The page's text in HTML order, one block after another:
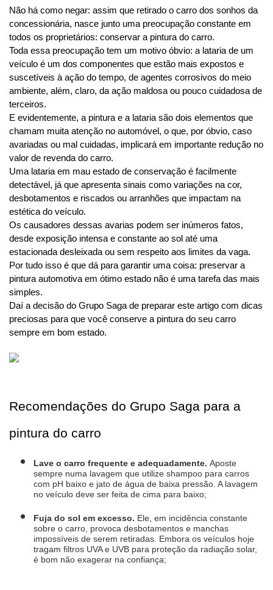
Não há como negar: assim que retirado o carro dos sonhos da
concessionária, nasce junto uma preocupação constante em
todos os proprietários: conservar a pintura do carro.
Toda essa preocupação tem um motivo óbvio: a lataria de um
veículo é um dos componentes que estão mais expostos e
suscetíveis à ação do tempo, de agentes corrosivos do meio
ambiente, além, claro, da ação maldosa ou pouco cuidadosa de
terceiros.
E evidentemente, a pintura e a lataria são dois elementos que
chamam muita atenção no automóvel, o que, por óbvio, caso
avariadas ou mal cuidadas, implicará em importante redução no
valor de revenda do carro.
Uma lataria em mau estado de conservação é facilmente
detectável, já que apresenta sinais como variações na cor,
desbotamentos e riscados ou arranhões que impactam na
estética do veículo.
Os causadores dessas avarias podem ser inúmeros fatos,
desde exposição intensa e constante ao sol até uma
estacionada desleixada ou sem respeito aos limites da vaga.
Por tudo isso é que dá para garantir uma coisa: preservar a
pintura automotiva em ótimo estado não é uma tarefa das mais
simples.
Daí a decisão do Grupo Saga de preparar este artigo com dicas
preciosas para que você conserve a pintura do seu carro
sempre em bom estado.
Recomendações do Grupo Saga para a
pintura do carro
Lave o carro frequente e adequadamente. Aposte
sempre numa lavagem que utilize shampoo para carros
com pH baixo e jato de água de baixa pressão. A lavagem
no veículo deve ser feita de cima para baixo;
Fuja do sol em excesso. Ele, em incidência constante
sobre o carro, provoca desbotamentos e manchas
impossíveis de serem retiradas. Embora os veículos hoje
tragam filtros UVA e UVB para proteção da radiação solar,
é bom não exagerar na confiança;